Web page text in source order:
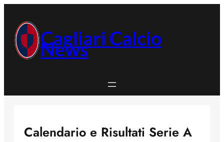
contenuto Cagliari Calcio
News
Calendario e Risultati Serie A